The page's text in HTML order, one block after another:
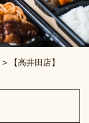
>
【高井田店】